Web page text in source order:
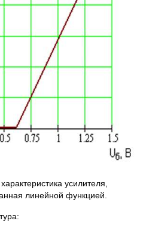
усилителя,
линейной функцией.